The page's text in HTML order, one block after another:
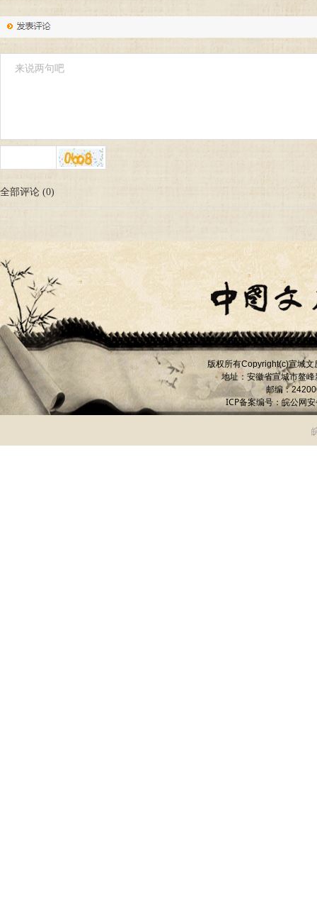
全部评论 (0)
版权所有Copyright(c)宣城文
地址：安徽省宣城市鳌峰
邮编：
ICP备案编号： 皖公网